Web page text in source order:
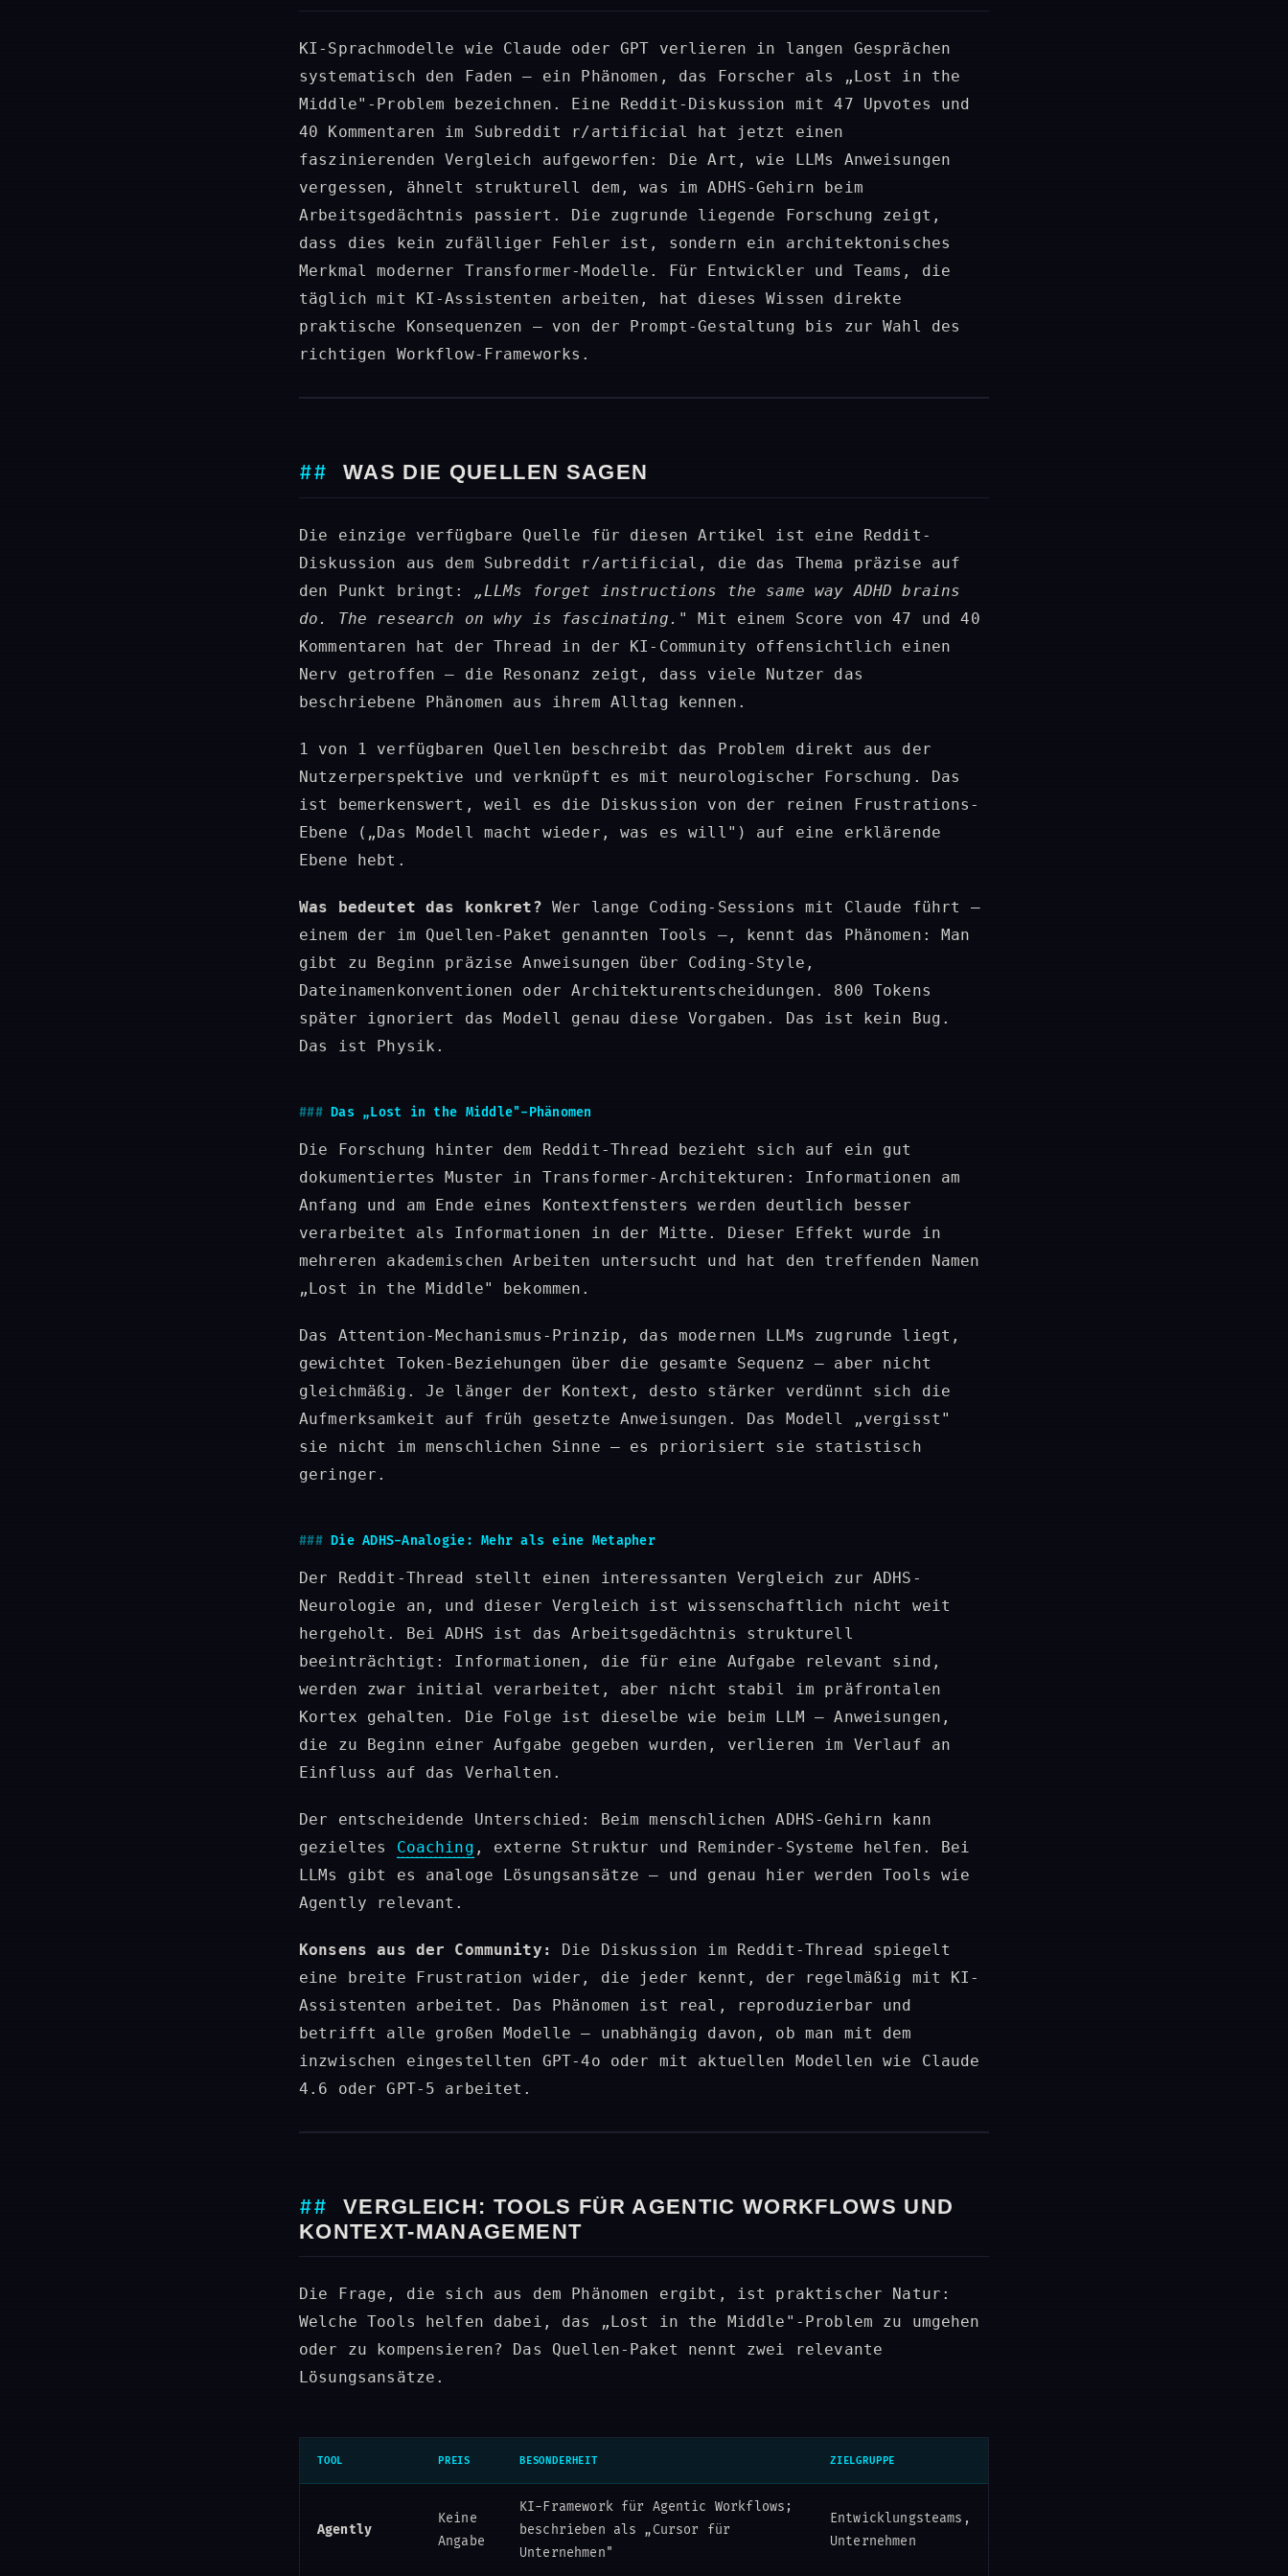
KI-Sprachmodelle wie Claude oder GPT verlieren in langen Gesprächen
systematisch den Faden – ein Phänomen, das Forscher als „Lost in the
Middle"-Problem bezeichnen. Eine Reddit-Diskussion mit 47 Upvotes und
40 Kommentaren im Subreddit r/artificial hat jetzt einen
faszinierenden Vergleich aufgeworfen: Die Art, wie LLMs Anweisungen
vergessen, ähnelt strukturell dem, was im ADHS-Gehirn beim
Arbeitsgedächtnis passiert. Die zugrunde liegende Forschung zeigt,
dass dies kein zufälliger Fehler ist, sondern ein architektonisches
Merkmal moderner Transformer-Modelle. Für Entwickler und Teams, die
täglich mit KI-Assistenten arbeiten, hat dieses Wissen direkte
praktische Konsequenzen – von der Prompt-Gestaltung bis zur Wahl des
richtigen Workflow-Frameworks.
WAS DIE QUELLEN SAGEN
Die einzige verfügbare Quelle für diesen Artikel ist eine Reddit-
Diskussion aus dem Subreddit r/artificial, die das Thema präzise auf
den Punkt bringt: „LLMs forget instructions the same way ADHD brains
do. The research on why is fascinating."
Mit einem Score von 47 und 40
Kommentaren hat der Thread in der KI-Community offensichtlich einen
Nerv getroffen – die Resonanz zeigt, dass viele Nutzer das
beschriebene Phänomen aus ihrem Alltag kennen.
1 von 1 verfügbaren Quellen beschreibt das Problem direkt aus der
Nutzerperspektive und verknüpft es mit neurologischer Forschung. Das
ist bemerkenswert, weil es die Diskussion von der reinen Frustrations-
Ebene („Das Modell macht wieder, was es will") auf eine erklärende
Ebene hebt.
Was bedeutet das konkret? Wer lange Coding-Sessions mit Claude führt –
einem der im Quellen-Paket genannten Tools –, kennt das Phänomen: Man
gibt zu Beginn präzise Anweisungen über Coding-Style,
Dateinamenkonventionen oder Architekturentscheidungen. 800 Tokens
später ignoriert das Modell genau diese Vorgaben. Das ist kein Bug.
Das ist Physik.
Das „Lost in the Middle"-Phänomen
Die Forschung hinter dem Reddit-Thread bezieht sich auf ein gut
dokumentiertes Muster in Transformer-Architekturen: Informationen am
Anfang und am Ende eines Kontextfensters werden deutlich besser
verarbeitet als Informationen in der Mitte. Dieser Effekt wurde in
mehreren akademischen Arbeiten untersucht und hat den treffenden Namen
„Lost in the Middle" bekommen.
Das Attention-Mechanismus-Prinzip, das modernen LLMs zugrunde liegt,
gewichtet Token-Beziehungen über die gesamte Sequenz – aber nicht
gleichmäßig. Je länger der Kontext, desto stärker verdünnt sich die
Aufmerksamkeit auf früh gesetzte Anweisungen. Das Modell „vergisst"
sie nicht im menschlichen Sinne – es priorisiert sie statistisch
geringer.
Die ADHS-Analogie: Mehr als eine Metapher
Der Reddit-Thread stellt einen interessanten Vergleich zur ADHS-
Neurologie an, und dieser Vergleich ist wissenschaftlich nicht weit
hergeholt. Bei ADHS ist das Arbeitsgedächtnis strukturell
beeinträchtigt: Informationen, die für eine Aufgabe relevant sind,
werden zwar initial verarbeitet, aber nicht stabil im präfrontalen
Kortex gehalten. Die Folge ist dieselbe wie beim LLM – Anweisungen,
die zu Beginn einer Aufgabe gegeben wurden, verlieren im Verlauf an
Einfluss auf das Verhalten.
Der entscheidende Unterschied: Beim menschlichen ADHS-Gehirn kann
gezieltes Coaching , externe Struktur und Reminder-Systeme helfen. Bei
LLMs gibt es analoge Lösungsansätze – und genau hier werden Tools wie
Agently relevant.
Konsens aus der Community:
Die Diskussion im Reddit-Thread spiegelt
eine breite Frustration wider, die jeder kennt, der regelmäßig mit KI-
Assistenten arbeitet. Das Phänomen ist real, reproduzierbar und
betrifft alle großen Modelle – unabhängig davon, ob man mit dem
inzwischen eingestellten GPT-4o oder mit aktuellen Modellen wie Claude
4.6 oder GPT-5 arbeitet.
VERGLEICH: TOOLS FÜR AGENTIC WORKFLOWS UND
KONTEXT-MANAGEMENT
Die Frage, die sich aus dem Phänomen ergibt, ist praktischer Natur:
Welche Tools helfen dabei, das „Lost in the Middle"-Problem zu umgehen
oder zu kompensieren? Das Quellen-Paket nennt zwei relevante
Lösungsansätze.
TOOL PREIS BESONDERHEIT ZIELGRUPPE
Agently
Keine
Angabe
KI-Framework für Agentic Workflows;
beschrieben als „Cursor für
Unternehmen"
Entwicklungsteams,
Unternehmen